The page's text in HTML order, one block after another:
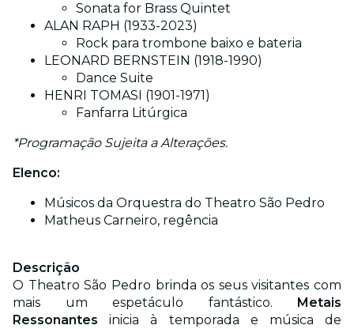
Sonata for Brass Quintet
ALAN RAPH (1933-2023)
Rock para trombone baixo e bateria
LEONARD BERNSTEIN (1918-1990)
Dance Suite
HENRI TOMASI (1901-1971)
Fanfarra Litúrgica
*Programação Sujeita a Alterações.
Elenco:
Músicos da Orquestra do Theatro São Pedro
Matheus Carneiro, regência
Descrição
O Theatro São Pedro brinda os seus visitantes com
mais um espetáculo fantástico.
Metais
Ressonantes inicia à temporada e música de